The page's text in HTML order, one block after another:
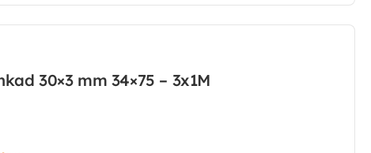
30×3 mm 34×75 – 3x1M